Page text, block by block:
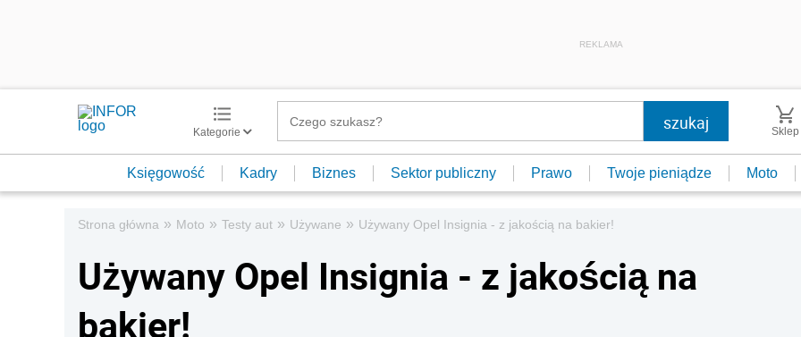
REKLAMA
Kategorie Sklep
Księgowość Kadry Biznes Sektor publiczny Prawo Twoje pieniądze Moto
Strona główna » Moto » Testy aut » Używane » Używany Opel Insignia - z jakością na bakier!
Używany Opel Insignia - z jakością na
bakier!